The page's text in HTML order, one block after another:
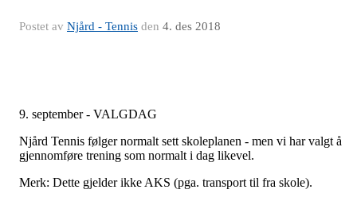
Postet av Njård - Tennis den 4. des 2018
9. september - VALGDAG
Njård Tennis følger normalt sett skoleplanen - men vi har valgt å
gjennomføre trening som normalt i dag likevel.
Merk: Dette gjelder ikke AKS (pga. transport til fra skole).